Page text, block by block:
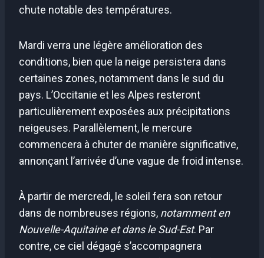
chute notable des températures.
Mardi verra une légère amélioration des
conditions, bien que la neige persistera dans
certaines zones, notamment dans le sud du
pays. L’Occitanie et les Alpes resteront
particulièrement exposées aux précipitations
neigeuses. Parallèlement, le mercure
commencera à chuter de manière significative,
annonçant l’arrivée d’une vague de froid intense.
À partir de mercredi, le soleil fera son retour
dans de nombreuses régions, notamment en
Nouvelle-Aquitaine et dans le Sud-Est. Par
contre, ce ciel dégagé s’accompagnera